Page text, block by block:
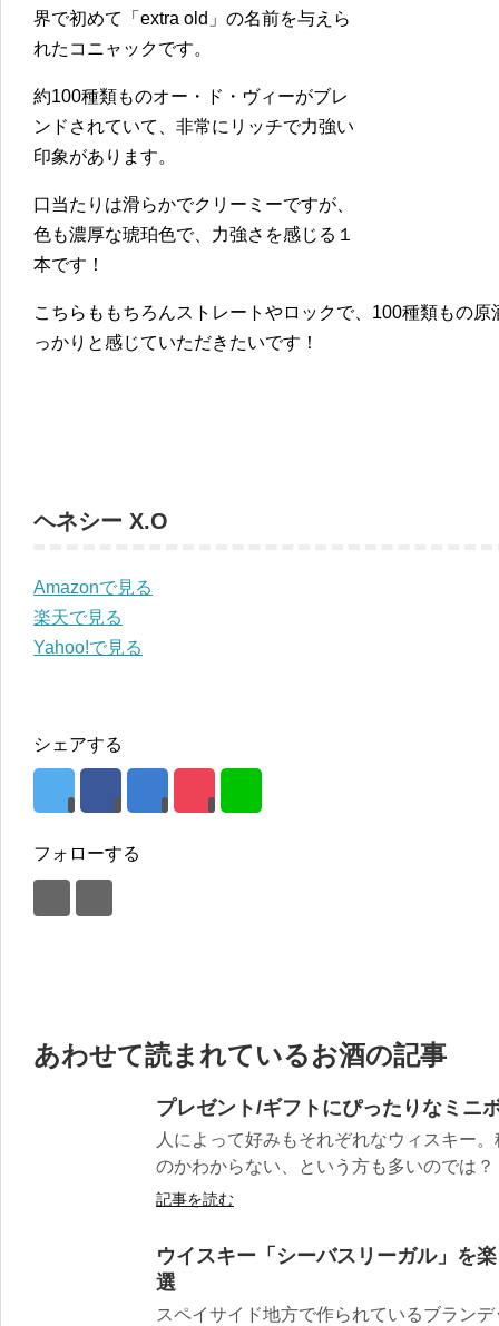
界で初めて「extra old」の名前を与えら
れたコニャックです。
約100種類ものオー・ド・ヴィーがブレ
ンドされていて、非常にリッチで力強い
印象があります。
口当たりは滑らかでクリーミーですが、
色も濃厚な琥珀色で、力強さを感じる１
本です！
こちらももちろんストレートやロックで、100種類もの
っかりと感じていただきたいです！
ヘネシー X.O
Amazonで見る
楽天で見る
Yahoo!で見る
シェアする
フォローする
あわせて読まれているお酒の記事
プレゼント/ギフトにぴったりなミニ
人によって好みもそれぞれなウィスキー
のかわからない、という方も多いのでは
記事を読む
ウイスキー「シーバスリーガル」を
選
スペイサイド地方で作られているブラン